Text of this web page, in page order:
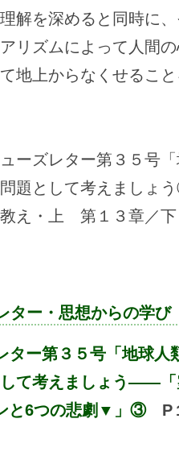
解を深めると同時に
リズムによって人間
地上からなくせるこ
ーズレター第３５号
題として考えましょ
教え・上 第１３章／
ター・思想からの学び
ター第３５号「地球人
て考えましょう――「
と6つの悲劇▼」③P